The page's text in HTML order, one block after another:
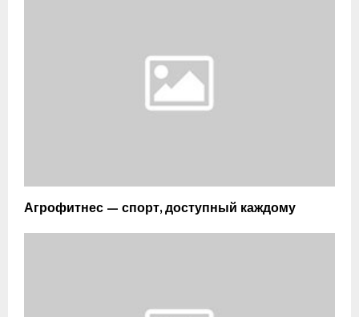
Агрофитнес — спорт, доступный каждому